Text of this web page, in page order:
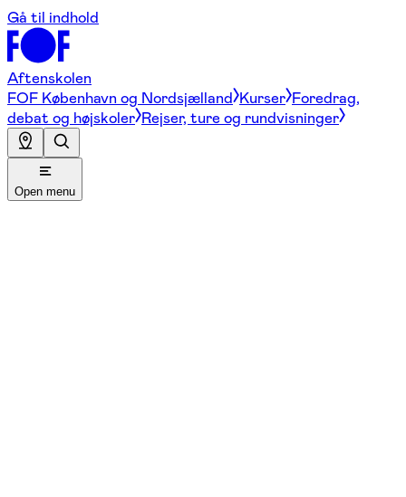
Gå til indhold
Aftenskolen
FOF København og Nordsjælland Kurser Foredrag,
debat og højskoler Rejser, ture og rundvisninger
Open menu